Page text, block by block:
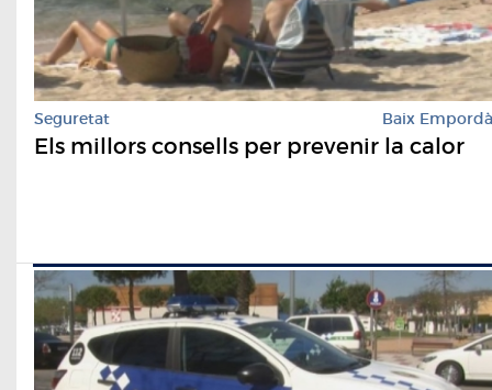
Seguretat Baix Empordà
Els millors consells per prevenir la calor